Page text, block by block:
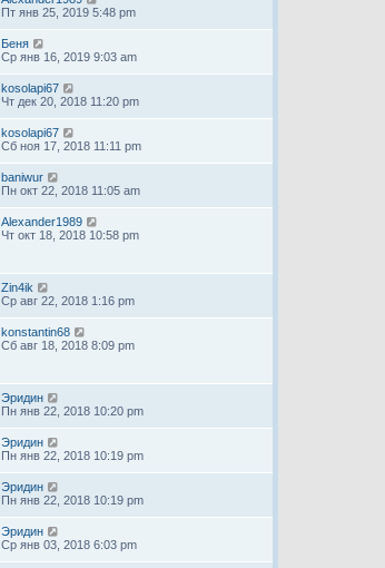
Пт янв 25, 2019 5:48 pm
Беня
Ср янв 16, 2019 9:03 am
kosolapi67
Чт дек 20, 2018 11:20 pm
kosolapi67
Сб ноя 17, 2018 11:11 pm
baniwur
Пн окт 22, 2018 11:05 am
Alexander1989
Чт окт 18, 2018 10:58 pm
Zin4ik
Ср авг 22, 2018 1:16 pm
konstantin68
Сб авг 18, 2018 8:09 pm
Эридин
Пн янв 22, 2018 10:20 pm
Эридин
Пн янв 22, 2018 10:19 pm
Эридин
Пн янв 22, 2018 10:19 pm
Эридин
Ср янв 03, 2018 6:03 pm